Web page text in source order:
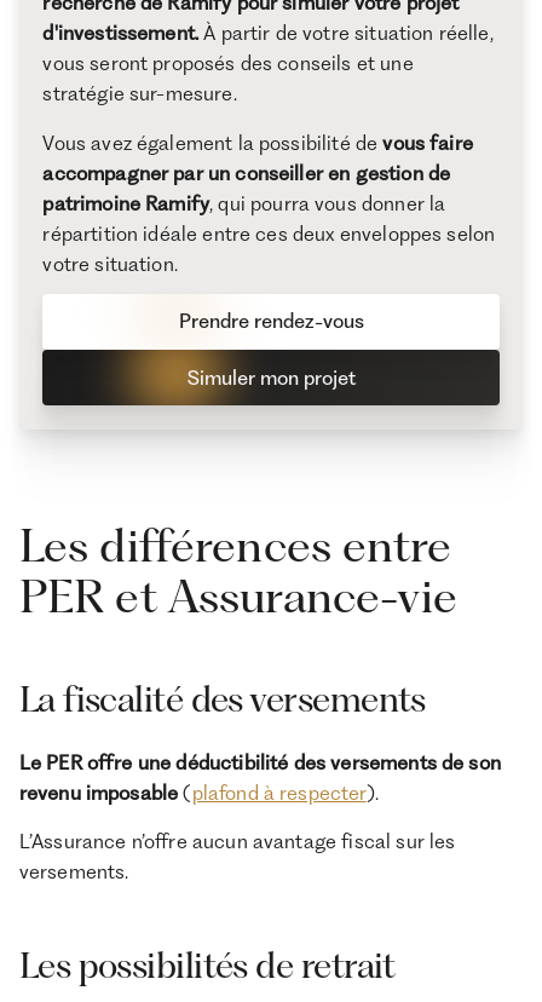
d'investissement. À partir de votre situation réelle,
vous seront proposés des conseils et une
stratégie sur-mesure.
Vous avez également la possibilité devous faire
accompagner par un conseiller en gestion de
patrimoine Ramify, qui pourra vous donner la
répartition idéale entre ces deux enveloppes selon
votre situation.
Simuler mon projet
Prendre rendez-vous
Les différences entre
PER et Assurance-vie
La fiscalité des versements
Le PER offre une déductibilité des versements de son
revenu imposable (plafond à respecter).
L’Assurance n’offre aucun avantage fiscal sur les
versements.
Les possibilités de retrait